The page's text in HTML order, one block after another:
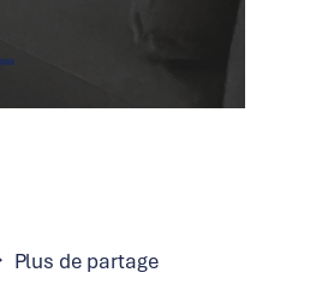
Plus de partage